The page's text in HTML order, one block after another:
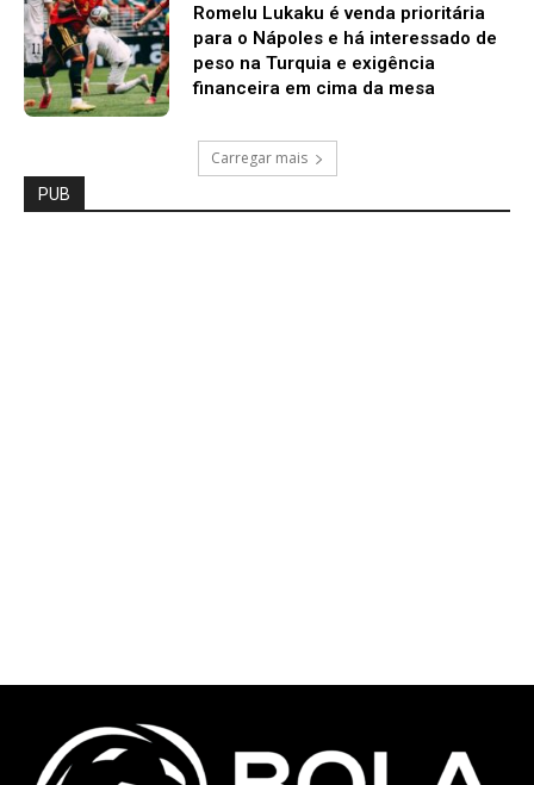
Romelu Lukaku é venda prioritária
para o Nápoles e há interessado de
peso na Turquia e exigência
financeira em cima da mesa
Carregar mais
PUB